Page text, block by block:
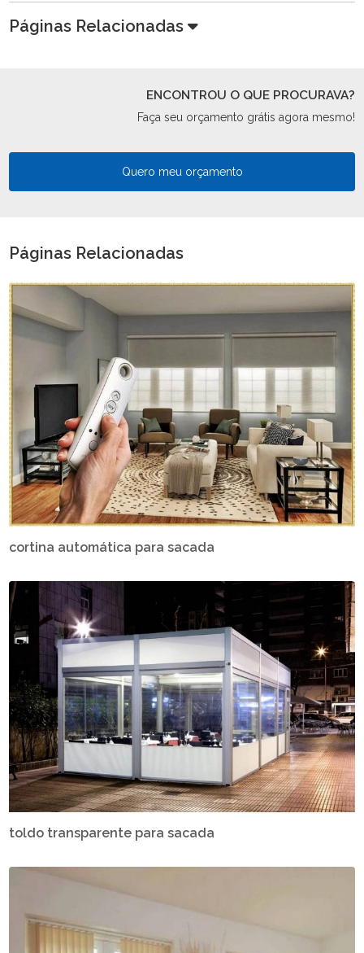
Páginas Relacionadas
ENCONTROU O QUE PROCURAVA?
Faça seu orçamento grátis agora mesmo!
Quero meu orçamento
Páginas Relacionadas
cortina automática para sacada
toldo transparente para sacada